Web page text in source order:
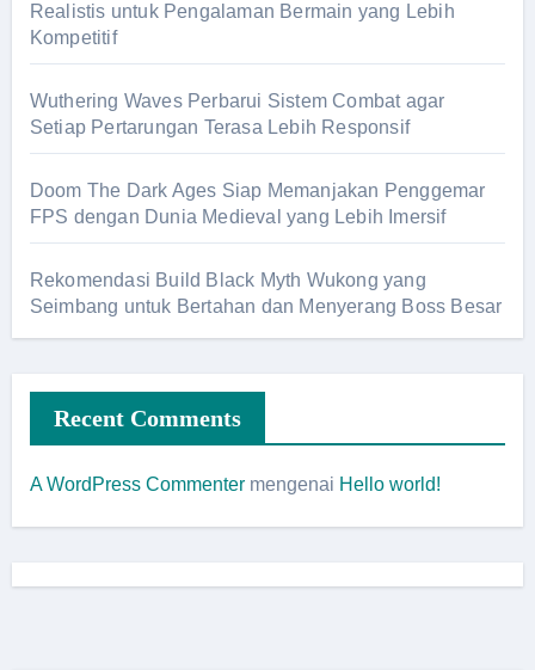
Realistis untuk Pengalaman Bermain yang Lebih
Kompetitif
Wuthering Waves Perbarui Sistem Combat agar
Setiap Pertarungan Terasa Lebih Responsif
Doom The Dark Ages Siap Memanjakan Penggemar
FPS dengan Dunia Medieval yang Lebih Imersif
Rekomendasi Build Black Myth Wukong yang
Seimbang untuk Bertahan dan Menyerang Boss Besar
Recent Comments
A WordPress Commentermengenai Hello world!